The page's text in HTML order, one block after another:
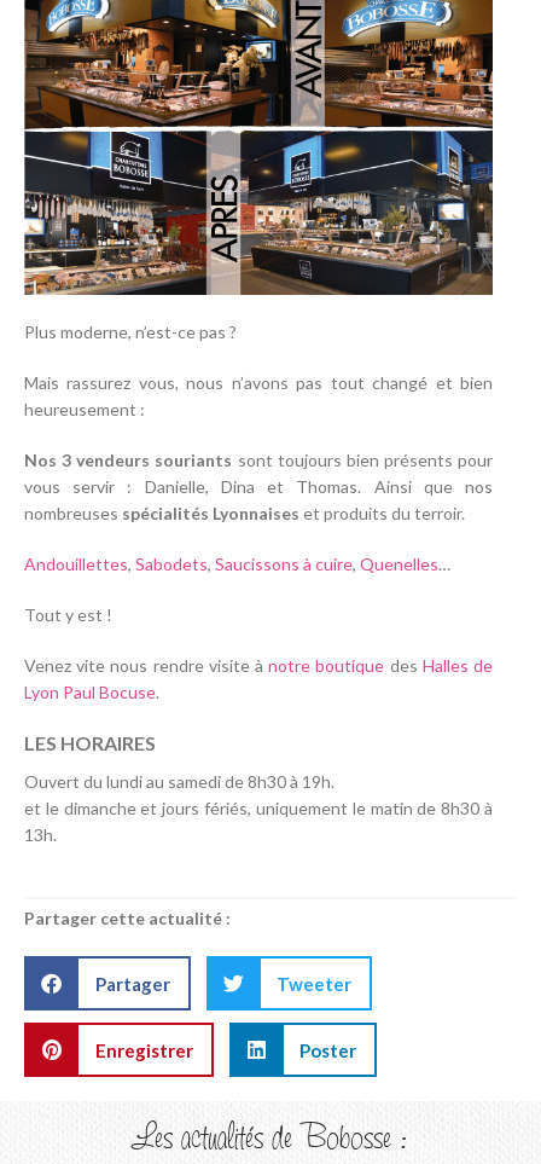
Plus moderne, n’est-ce pas ?
Mais rassurez vous, nous n’avons pas tout changé et bien
heureusement :
Nos 3 vendeurs souriants sont toujours bien présents pour
vous servir : Danielle, Dina et Thomas. Ainsi que nos
nombreuses spécialités Lyonnaiseset produits du terroir.
Andouillettes,Sabodets,Saucissons à cuire,Quenelles…
Tout y est !
Venez vite nous rendre visite ànotre boutique des Halles de
Lyon Paul Bocuse.
LES HORAIRES
Ouvert du lundi au samedi de 8h30 à 19h.
et le dimanche et jours fériés, uniquement le matin de 8h30 à
13h.
Partager cette actualité :
Partager Tweeter
Enregistrer Poster
Les actualités de Bobosse :